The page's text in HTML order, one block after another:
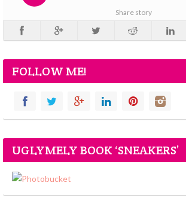
Share story
FOLLOW ME!
UGLYMELY BOOK ‘SNEAKERS’